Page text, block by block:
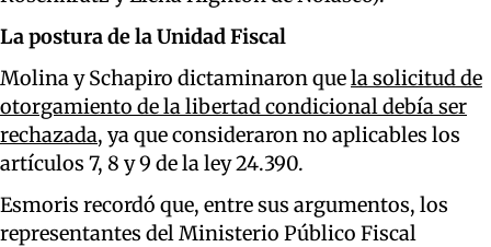
La postura de la Unidad Fiscal
Molina y Schapiro dictaminaron quela solicitud de
otorgamiento de la libertad condicional debía ser
rechazada, ya que consideraron no aplicables los
artículos 7, 8 y 9 de la ley 24.390.
Esmoris recordó que, entre sus argumentos, los
representantes del Ministerio Público Fiscal